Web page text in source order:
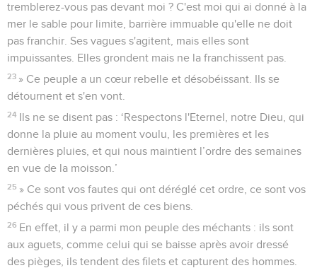
tremblerez-vous pas devant moi ? C'est moi qui ai donné à la
mer le sable pour limite, barrière immuable qu'elle ne doit
pas franchir. Ses vagues s'agitent, mais elles sont
impuissantes. Elles grondent mais ne la franchissent pas.
23 » Ce peuple a un cœur rebelle et désobéissant. Ils se
détournent et s'en vont.
24 Ils ne se disent pas : ‘Respectons l'Eternel, notre Dieu, qui
donne la pluie au moment voulu, les premières et les
dernières pluies, et qui nous maintient l’ordre des semaines
en vue de la moisson.’
25 » Ce sont vos fautes qui ont déréglé cet ordre, ce sont vos
péchés qui vous privent de ces biens.
26 En effet, il y a parmi mon peuple des méchants : ils sont
aux aguets, comme celui qui se baisse après avoir dressé
des pièges, ils tendent des filets et capturent des hommes.